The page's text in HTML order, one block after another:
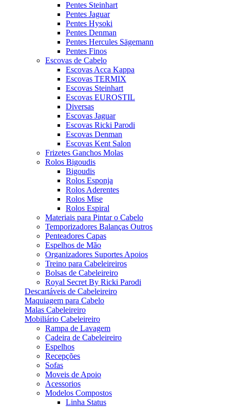
Pentes Steinhart
Pentes Jaguar
Pentes Hysoki
Pentes Denman
Pentes Hercules Sägemann
Pentes Finos
Escovas de Cabelo
Escovas Acca Kappa
Escovas TERMIX
Escovas Steinhart
Escovas EUROSTIL
Diversas
Escovas Jaguar
Escovas Ricki Parodi
Escovas Denman
Escovas Kent Salon
Frizetes Ganchos Molas
Rolos Bigoudis
Bigoudis
Rolos Esponja
Rolos Aderentes
Rolos Mise
Rolos Espiral
Materiais para Pintar o Cabelo
Temporizadores Balanças Outros
Penteadores Capas
Espelhos de Mão
Organizadores Suportes Apoios
Treino para Cabeleireiros
Bolsas de Cabeleireiro
Royal Secret By Ricki Parodi
Descartáveis de Cabeleireiro
Maquiagem para Cabelo
Malas Cabeleireiro
Mobiliário Cabeleireiro
Rampa de Lavagem
Cadeira de Cabeleireiro
Espelhos
Recepções
Sofas
Moveis de Apoio
Acessorios
Modelos Compostos
Linha Status